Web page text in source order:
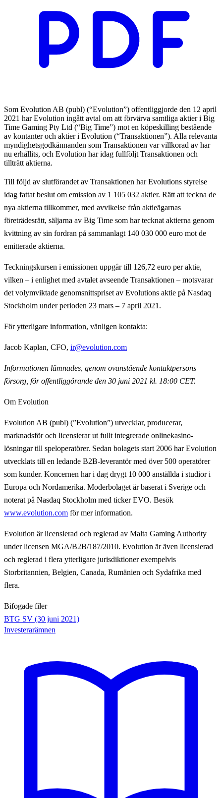
Som Evolution AB (publ) (“Evolution”) offentliggjorde den 12 april
2021 har Evolution ingått avtal om att förvärva samtliga aktier i Big
Time Gaming Pty Ltd (“Big Time”) mot en köpeskilling bestående
av kontanter och aktier i Evolution (“Transaktionen”). Alla relevanta
myndighetsgodkännanden som Transaktionen var villkorad av har
nu erhållits, och Evolution har idag fullföljt Transaktionen och
tillträtt aktierna.
Till följd av slutförandet av Transaktionen har Evolutions styrelse
idag fattat beslut om emission av 1 105 032 aktier. Rätt att teckna de
nya aktierna tillkommer, med avvikelse från aktieägarnas
företrädesrätt, säljarna av Big Time som har tecknat aktierna genom
kvittning av sin fordran på sammanlagt 140 030 000 euro mot de
emitterade aktierna.
Teckningskursen i emissionen uppgår till 126,72 euro per aktie,
vilken – i enlighet med avtalet avseende Transaktionen – motsvarar
det volymviktade genomsnittspriset av Evolutions aktie på Nasdaq
Stockholm under perioden 23 mars – 7 april 2021.
För ytterligare information, vänligen kontakta:
Jacob Kaplan, CFO, ir@evolution.com
Informationen lämnades, genom ovanstående kontaktpersons
försorg, för offentliggörande den 30 juni 2021 kl. 18:00 CET.
Om Evolution
Evolution AB (publ) (”Evolution”) utvecklar, producerar,
marknadsför och licensierar ut fullt integrerade onlinekasino-
lösningar till speloperatörer. Sedan bolagets start 2006 har Evolution
utvecklats till en ledande B2B-leverantör med över 500 operatörer
som kunder. Koncernen har i dag drygt 10 000 anställda i studior i
Europa och Nordamerika. Moderbolaget är baserat i Sverige och
noterat på Nasdaq Stockholm med ticker EVO. Besök
www.evolution.com för mer information.
Evolution är licensierad och reglerad av Malta Gaming Authority
under licensen MGA/B2B/187/2010. Evolution är även licensierad
och reglerad i flera ytterligare jurisdiktioner exempelvis
Storbritannien, Belgien, Canada, Rumänien och Sydafrika med
flera.
Bifogade filer
BTG SV (30 juni 2021)
Investerarämnen